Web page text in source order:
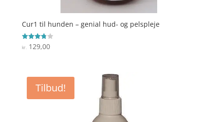
Cur1 til hunden – genial hud- og pelspleje
Vurderet
3.8
kr. 129,00
Tilbud!